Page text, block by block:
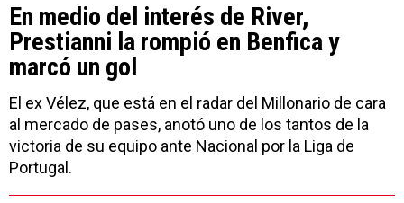
En medio del interés de River,
Prestianni la rompió en Benfica y
marcó un gol
El ex Vélez, que está en el radar del Millonario de cara
al mercado de pases, anotó uno de los tantos de la
victoria de su equipo ante Nacional por la Liga de
Portugal.